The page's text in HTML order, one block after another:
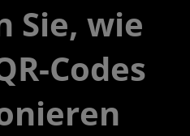
Sie, wie
Codes